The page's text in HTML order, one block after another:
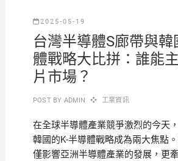
2025-05-19
台灣半導體S廊帶與韓
體戰略大比拼：誰能
片市場？
POST BY ADMIN 工業資訊
在全球半導體產業競爭激烈的今天
韓國的K-半導體戰略成為兩大焦點
僅影響亞洲半導體產業的發展，更